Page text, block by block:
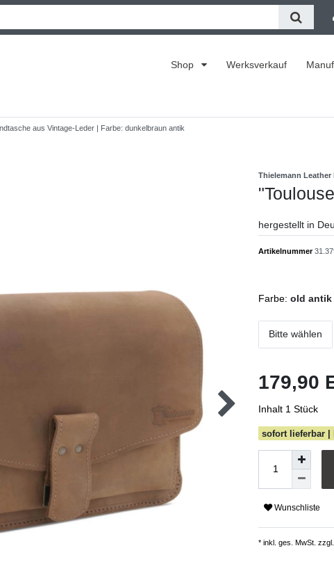
Shop Werksverkauf
aus Vintage-Leder | Farbe: dunkelbraun antik
Thielemann Leather
hergestellt in
Artikelnummer
Farbe: old antik
Bitte wählen
179,90
Inhalt 1 Stück
sofort lieferbar |
Wunschliste
* inkl. ges. MwSt. zzgl.